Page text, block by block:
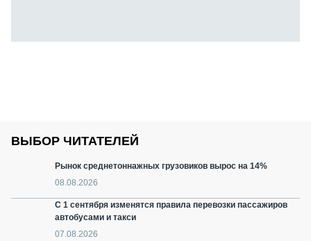
ВЫБОР ЧИТАТЕЛЕЙ
Рынок среднетоннажных грузовиков вырос на 14%
08.08.2026
С 1 сентября изменятся правила перевозки пассажиров
автобусами и такси
07.08.2026